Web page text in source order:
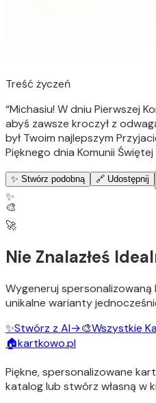
Treść życzeń
“Michasiu! W dniu Pierwszej
abyś zawsze kroczył z
był Twoim najlepszym
Pięknego dnia Komunii Świętej
✨ Stwórz podobną 🔗 Udostępnij
✨
🎨
🚀
Nie Znalazłeś
Wygeneruj spersonalizowaną
unikalne warianty
✨Stwórz z AI→🎨Wszystkie
🏠kartkowo.pl
Piękne, spersonalizowane
katalog lub stwórz własną w